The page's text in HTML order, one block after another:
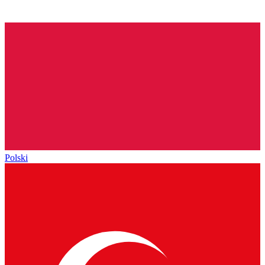
Polski